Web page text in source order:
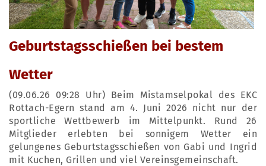
Geburtstagsschießen bei bestem
Wetter
(09.06.26 09:28 Uhr) Beim Mistamselpokal des EKC
Rottach-Egern stand am 4. Juni 2026 nicht nur der
sportliche Wettbewerb im Mittelpunkt. Rund 26
Mitglieder erlebten bei sonnigem Wetter ein
gelungenes Geburtstagsschießen von Gabi und Ingrid
mit Kuchen, Grillen und viel Vereinsgemeinschaft.